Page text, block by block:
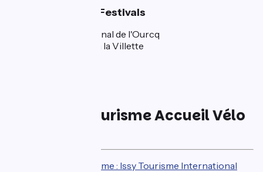
🎉 Événements & Festivals
Eté du Canal sur le Canal de l'Ourcq
Cinéma en Plein Air à la Villette
Offices de tourisme Accueil Vélo
Office de Tourisme : Issy Tourisme International